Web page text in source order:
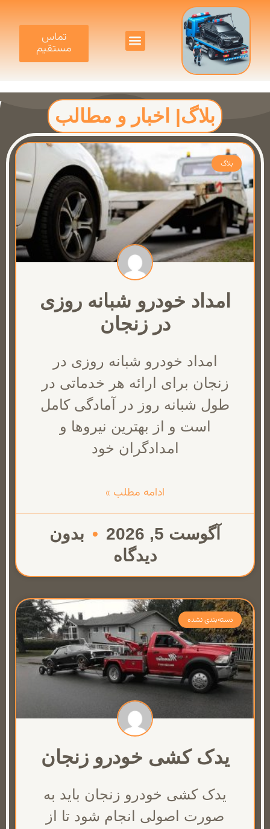
تماس
مستقیم
بلاگ| اخبار و مطالب
بلاگ
امداد خودرو شبانه روزی
در زنجان
امداد خودرو شبانه روزی در
زنجان برای ارائه هر خدماتی در
طول شبانه روز در آمادگی کامل
است و از بهترین نیروها و
امدادگران خود
ادامه مطلب »
آگوست 5, 2026
بدون
دیدگاه
دسته‌بندی نشده
یدک کشی خودرو زنجان
یدک کشی خودرو زنجان باید به
صورت اصولی انجام شود تا از